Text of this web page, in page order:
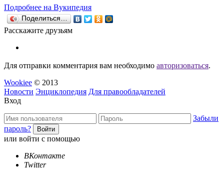
Подробнее на Вукипедия
Поделиться…
Расскажите друзьям
Для отправки комментария вам необходимо авторизоваться.
Wookiee © 2013
Новости Энциклопедия Для правообладателей
Вход
Забыли
пароль?
или войти с помощью
ВКонтакте
Twitter